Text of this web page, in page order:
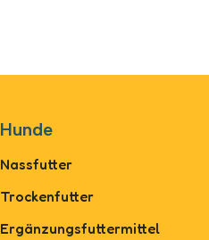
Hunde
Nassfutter
Trockenfutter
Ergänzungsfuttermittel